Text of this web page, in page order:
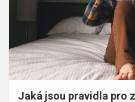
Jaká jsou pravidla pro